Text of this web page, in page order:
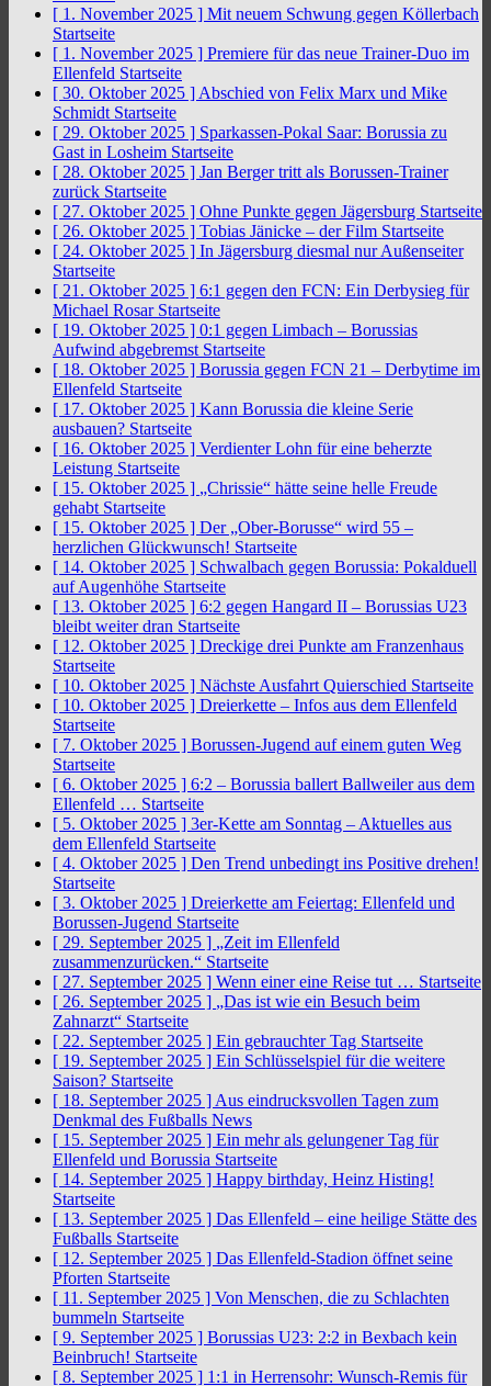
[ 1. November 2025 ] Mit neuem Schwung gegen Köllerbach
Startseite
[ 1. November 2025 ] Premiere für das neue Trainer-Duo im
Ellenfeld Startseite
[ 30. Oktober 2025 ] Abschied von Felix Marx und Mike
Schmidt Startseite
[ 29. Oktober 2025 ] Sparkassen-Pokal Saar: Borussia zu
Gast in Losheim Startseite
[ 28. Oktober 2025 ] Jan Berger tritt als Borussen-Trainer
zurück Startseite
[ 27. Oktober 2025 ] Ohne Punkte gegen Jägersburg Startseite
[ 26. Oktober 2025 ] Tobias Jänicke – der Film Startseite
[ 24. Oktober 2025 ] In Jägersburg diesmal nur Außenseiter
Startseite
[ 21. Oktober 2025 ] 6:1 gegen den FCN: Ein Derbysieg für
Michael Rosar Startseite
[ 19. Oktober 2025 ] 0:1 gegen Limbach – Borussias
Aufwind abgebremst Startseite
[ 18. Oktober 2025 ] Borussia gegen FCN 21 – Derbytime im
Ellenfeld Startseite
[ 17. Oktober 2025 ] Kann Borussia die kleine Serie
ausbauen? Startseite
[ 16. Oktober 2025 ] Verdienter Lohn für eine beherzte
Leistung Startseite
[ 15. Oktober 2025 ] „Chrissie“ hätte seine helle Freude
gehabt Startseite
[ 15. Oktober 2025 ] Der „Ober-Borusse“ wird 55 –
herzlichen Glückwunsch! Startseite
[ 14. Oktober 2025 ] Schwalbach gegen Borussia: Pokalduell
auf Augenhöhe Startseite
[ 13. Oktober 2025 ] 6:2 gegen Hangard II – Borussias U23
bleibt weiter dran Startseite
[ 12. Oktober 2025 ] Dreckige drei Punkte am Franzenhaus
Startseite
[ 10. Oktober 2025 ] Nächste Ausfahrt Quierschied Startseite
[ 10. Oktober 2025 ] Dreierkette – Infos aus dem Ellenfeld
Startseite
[ 7. Oktober 2025 ] Borussen-Jugend auf einem guten Weg
Startseite
[ 6. Oktober 2025 ] 6:2 – Borussia ballert Ballweiler aus dem
Ellenfeld … Startseite
[ 5. Oktober 2025 ] 3er-Kette am Sonntag – Aktuelles aus
dem Ellenfeld Startseite
[ 4. Oktober 2025 ] Den Trend unbedingt ins Positive drehen!
Startseite
[ 3. Oktober 2025 ] Dreierkette am Feiertag: Ellenfeld und
Borussen-Jugend Startseite
[ 29. September 2025 ] „Zeit im Ellenfeld
zusammenzurücken.“ Startseite
[ 27. September 2025 ] Wenn einer eine Reise tut … Startseite
[ 26. September 2025 ] „Das ist wie ein Besuch beim
Zahnarzt“ Startseite
[ 22. September 2025 ] Ein gebrauchter Tag Startseite
[ 19. September 2025 ] Ein Schlüsselspiel für die weitere
Saison? Startseite
[ 18. September 2025 ] Aus eindrucksvollen Tagen zum
Denkmal des Fußballs News
[ 15. September 2025 ] Ein mehr als gelungener Tag für
Ellenfeld und Borussia Startseite
[ 14. September 2025 ] Happy birthday, Heinz Histing!
Startseite
[ 13. September 2025 ] Das Ellenfeld – eine heilige Stätte des
Fußballs Startseite
[ 12. September 2025 ] Das Ellenfeld-Stadion öffnet seine
Pforten Startseite
[ 11. September 2025 ] Von Menschen, die zu Schlachten
bummeln Startseite
[ 9. September 2025 ] Borussias U23: 2:2 in Bexbach kein
Beinbruch! Startseite
[ 8. September 2025 ] 1:1 in Herrensohr: Wunsch-Remis für